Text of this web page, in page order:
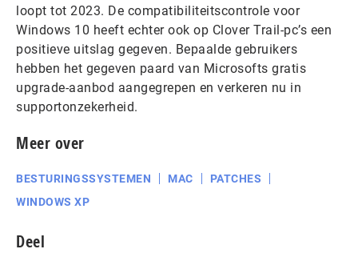
loopt tot 2023. De compatibiliteitscontrole voor
Windows 10 heeft echter ook op Clover Trail-pc’s een
positieve uitslag gegeven. Bepaalde gebruikers
hebben het gegeven paard van Microsofts gratis
upgrade-aanbod aangegrepen en verkeren nu in
supportonzekerheid.
Meer over
BESTURINGSSYSTEMEN MAC
PATCHES
WINDOWS XP
Deel